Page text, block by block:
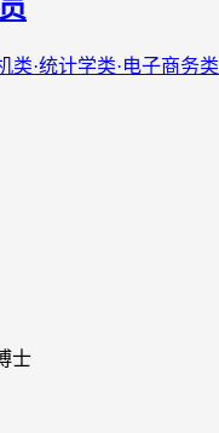
类·统计学类·电子商务类
士